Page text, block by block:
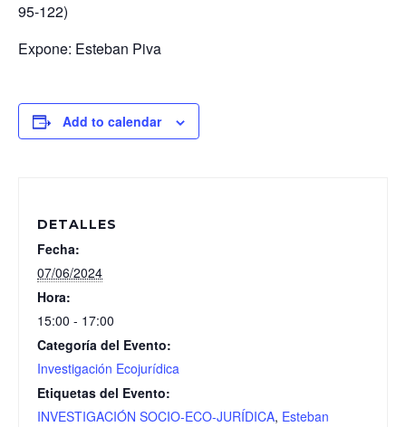
95-122)
Expone: Esteban Piva
Add to calendar
DETALLES
Fecha:
07/06/2024
Hora:
15:00 - 17:00
Categoría del Evento:
Investigación Ecojurídica
Etiquetas del Evento:
INVESTIGACIÓN SOCIO-ECO-JURÍDICA, Esteban